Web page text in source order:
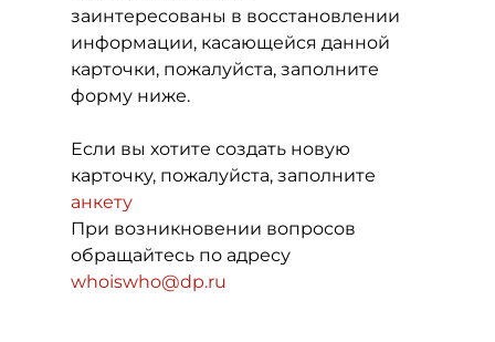
заинтересованы в восстановлении
информации, касающейся данной
карточки, пожалуйста, заполните
форму ниже.
Если вы хотите создать новую
карточку, пожалуйста, заполните
анкету
При возникновении вопросов
обращайтесь по адресу
whoiswho@dp.ru